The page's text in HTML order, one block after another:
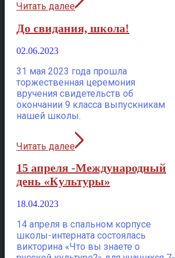
Читать далее
До свидания, школа!
02.06.2023
31 мая 2023 года прошла
торжественная церемония
вручения свидетельств об
окончании 9 класса выпускникам
нашей школы.
Читать далее
15 апреля -Международный
день «Культуры»
18.04.2023
14 апреля в спальном корпусе
школы-интерната состоялась
викторина «Что вы знаете о